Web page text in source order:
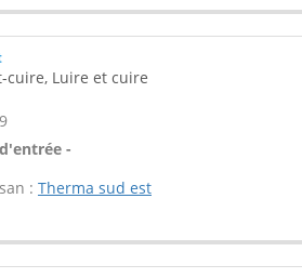
cuire, Luire et cuire
-
: Therma sud est